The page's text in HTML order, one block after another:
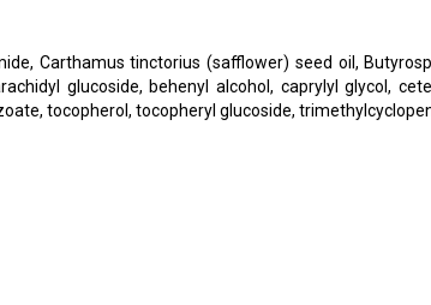
Carthamus tinctorius (safflower) seed oil,
glucoside, behenyl alcohol, caprylyl glycol,
tocopherol, tocopheryl glucoside,